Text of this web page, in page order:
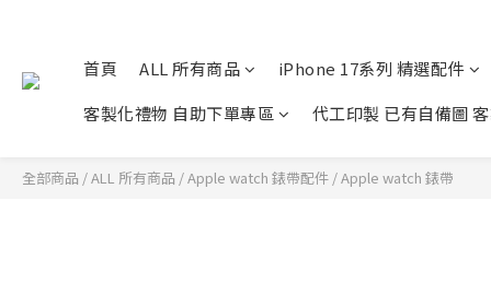
首頁 ALL 所有商品
iPhone 17系列 精選配件
客製化禮物 自助下單專區
代工印製 已有自備圖
全部商品 /ALL 所有商品 /Apple watch 錶帶配件 /Apple watch 錶帶